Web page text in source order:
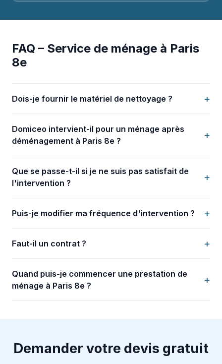
FAQ – Service de ménage à Paris
8e
Dois-je fournir le matériel de nettoyage ? +
Domiceo intervient-il pour un ménage après
déménagement à Paris 8e ?
+
Que se passe-t-il si je ne suis pas satisfait de
l'intervention ?
+
Puis-je modifier ma fréquence d'intervention ? +
Faut-il un contrat ? +
Quand puis-je commencer une prestation de
ménage à Paris 8e ?
+
Demander votre devis gratuit